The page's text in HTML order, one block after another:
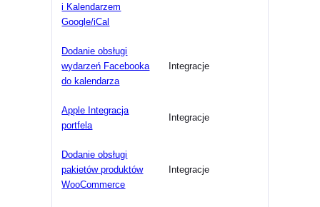
i Kalendarzem
Google/iCal
Dodanie obsługi
wydarzeń Facebooka
do kalendarza
Integracje
Apple Integracja
portfela
Integracje
Dodanie obsługi
pakietów produktów
WooCommerce
Integracje